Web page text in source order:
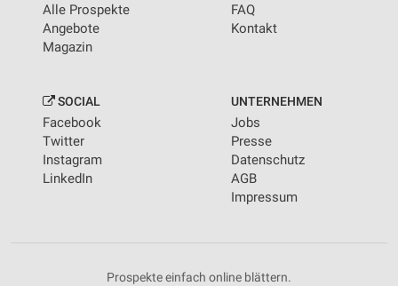
Alle Prospekte
Angebote
Magazin
FAQ
Kontakt
SOCIAL
Facebook
Twitter
Instagram
LinkedIn
UNTERNEHMEN
Jobs
Presse
Datenschutz
AGB
Impressum
Prospekte einfach online blättern.